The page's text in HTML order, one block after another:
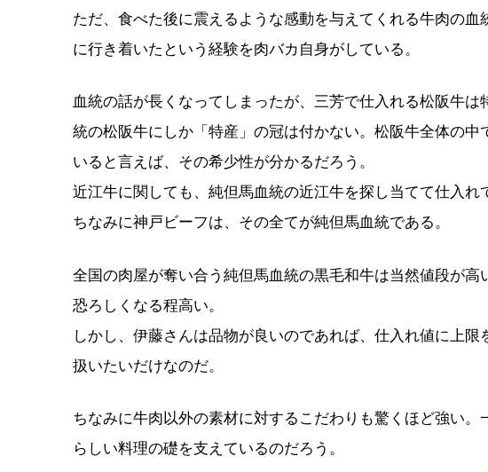
ただ、食べた後に震えるような感動を与えてくれる牛肉の
に行き着いたという経験を肉バカ自身がしている。
血統の話が長くなってしまったが、三芳で仕入れる松阪牛
統の松阪牛にしか「特産」の冠は付かない。松阪牛全体の中
いると言えば、その希少性が分かるだろう。
近江牛に関しても、純但馬血統の近江牛を探し当てて仕入れ
ちなみに神戸ビーフは、その全てが純但馬血統である。
全国の肉屋が奪い合う純但馬血統の黒毛和牛は当然値段が高
恐ろしくなる程高い。
しかし、伊藤さんは品物が良いのであれば、仕入れ値に上
扱いたいだけなのだ。
ちなみに牛肉以外の素材に対するこだわりも驚くほど強い
らしい料理の礎を支えているのだろう。